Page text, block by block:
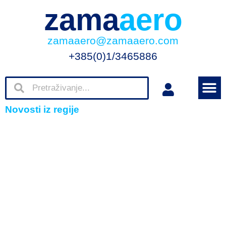
zamaaero
zamaaero@zamaaero.com
+385(0)1/3465886
Novosti iz regije